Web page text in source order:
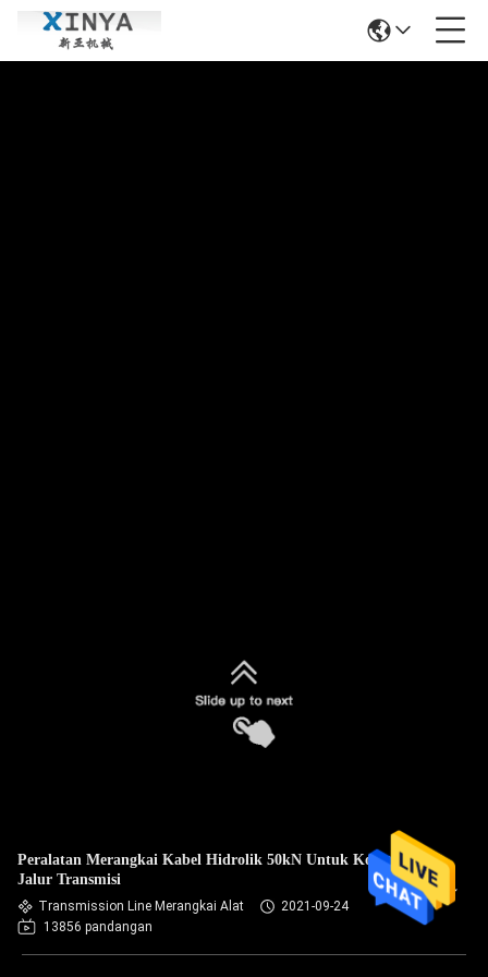
Peralatan Merangkai Kabel Hidrolik 50kN Untuk Konstruksi
Jalur Transmisi
Transmission Line Merangkai Alat
2021-09-24
13856 pandangan